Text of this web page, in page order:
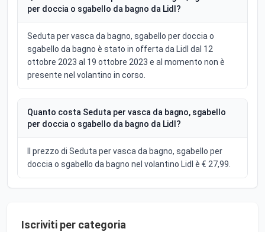
per doccia o sgabello da bagno da Lidl?
Seduta per vasca da bagno, sgabello per doccia o
sgabello da bagno è stato in offerta da Lidl dal 12
ottobre 2023 al 19 ottobre 2023 e al momento non è
presente nel volantino in corso.
Quanto costa Seduta per vasca da bagno, sgabello
per doccia o sgabello da bagno da Lidl?
Il prezzo di Seduta per vasca da bagno, sgabello per
doccia o sgabello da bagno nel volantino Lidl è € 27,99.
Iscriviti per categoria